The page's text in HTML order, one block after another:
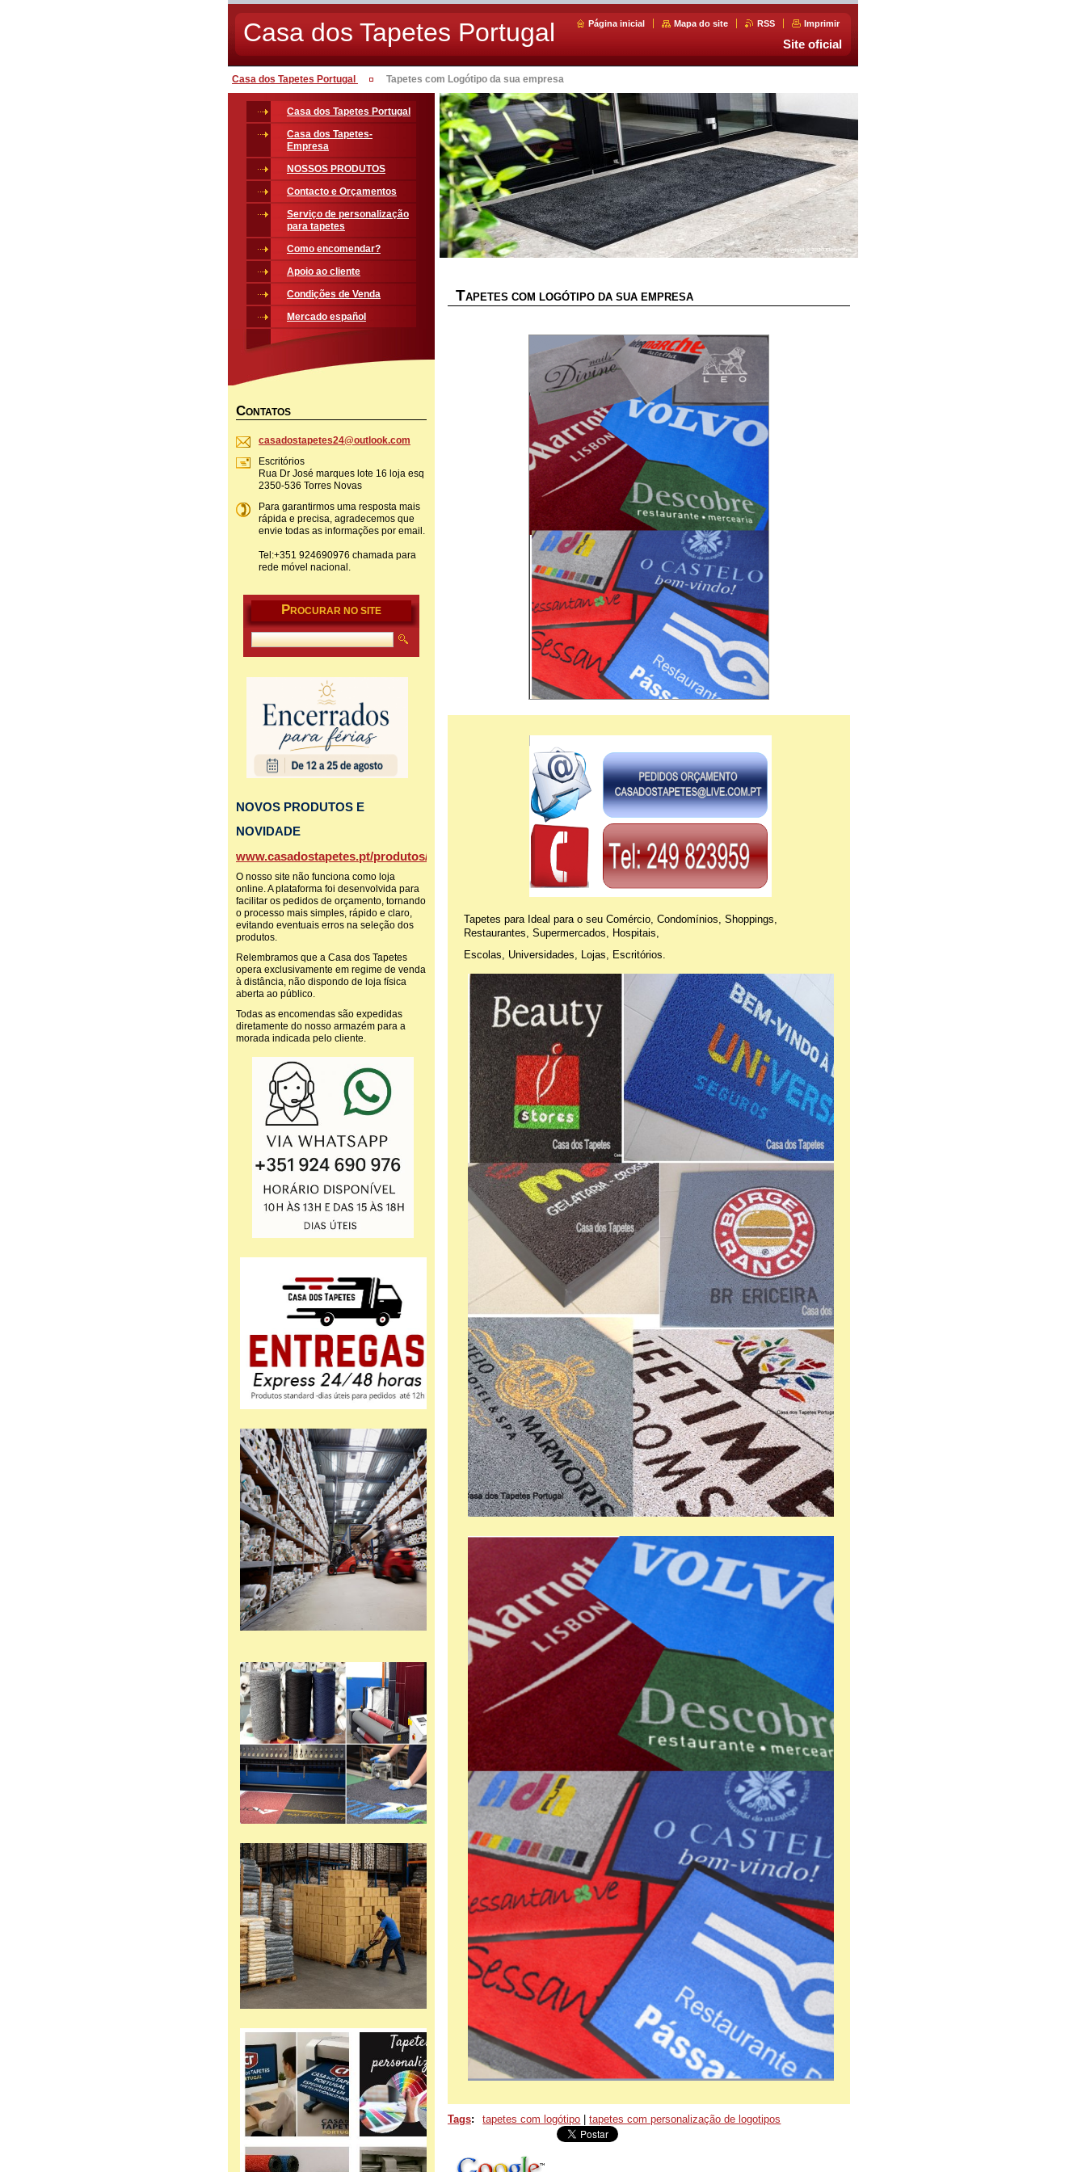
Casa dos Tapetes Portugal Página inicial Mapa do site RSS Imprimir
Site oficial
Casa dos Tapetes Portugal Tapetes com Logótipo da sua empresa
TAPETES COM LOGÓTIPO DA SUA EMPRESA
Tapetes para Ideal para o seu Comércio, Condomínios, Shoppings,
Restaurantes, Supermercados, Hospitais,
Escolas, Universidades, Lojas, Escritórios.
Tags: tapetes com logótipo tapetes com personalização de logotipos
Casa dos Tapetes Portugal
Casa dos Tapetes-
Empresa
NOSSOS PRODUTOS
Contacto e Orçamentos
Serviço de personalização
para tapetes
Como encomendar?
Apoio ao cliente
Condições de Venda
Mercado español
CONTATOS
casadostapetes24@outlook.com
Escritórios
Rua Dr José marques lote 16 loja esq
2350-536 Torres Novas
Para garantirmos uma resposta mais
rápida e precisa, agradecemos que
envie todas as informações por email.
Tel:+351 924690976 chamada para
rede móvel nacional.
PROCURAR NO SITE
NOVOS PRODUTOS E
NOVIDADE
www.casadostapetes.pt/produtos/
O nosso site não funciona como loja
online. A plataforma foi desenvolvida para
facilitar os pedidos de orçamento, tornando
o processo mais simples, rápido e claro,
evitando eventuais erros na seleção dos
produtos.
Relembramos que a Casa dos Tapetes
opera exclusivamente em regime de venda
à distância, não dispondo de loja física
aberta ao público.
Todas as encomendas são expedidas
diretamente do nosso armazém para a
morada indicada pelo cliente.